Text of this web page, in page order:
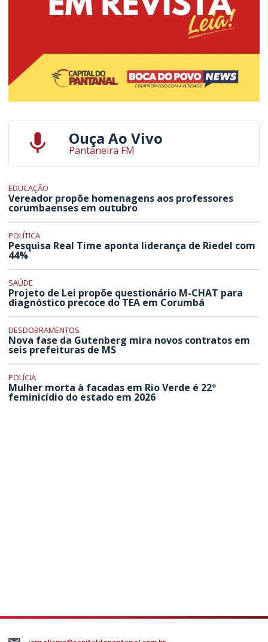
Ouça Ao Vivo
Pantaneira FM
EDUCAÇÃO
Vereador propõe homenagens aos professores
corumbaenses em outubro
POLÍTICA
Pesquisa Real Time aponta liderança de Riedel com
44%
SAÚDE
Projeto de Lei propõe questionário M-CHAT para
diagnóstico precoce do TEA em Corumbá
DESDOBRAMENTOS
Nova fase da Gutenberg mira novos contratos em
seis prefeituras de MS
POLÍCIA
Mulher morta à facadas em Rio Verde é 22º
feminicídio do estado em 2026